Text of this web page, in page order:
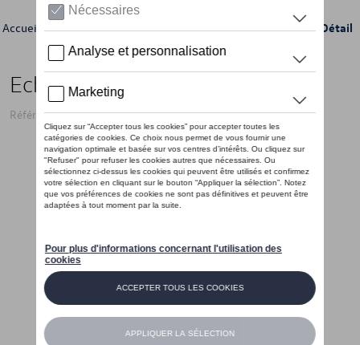
Accueil >Catalogue Volkswagen >Transport >Porte-tout > Détail
Echelle Crafter droite
Référence: MT1690435_R